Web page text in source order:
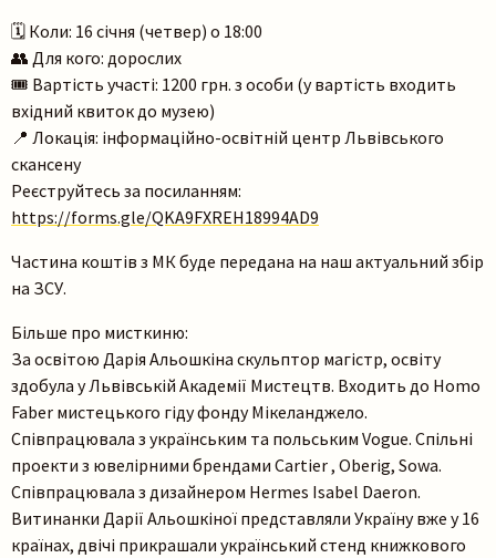
🗓 Коли: 16 січня (четвер) о 18:00
👥 Для кого: дорослих
🎟 Вартість участі: 1200 грн. з особи (у вартість входить
вхідний квиток до музею)
📍 Локація: інформаційно-освітній центр Львівського
скансену
Реєструйтесь за посиланням:
https://forms.gle/QKA9FXREH18994AD9
Частина коштів з МК буде передана на наш актуальний збір
на ЗСУ.
Більше про мисткиню:
За освітою Дарія Альошкіна скульптор магістр, освіту
здобула у Львівській Академії Мистецтв. Входить до Homo
Faber мистецького гіду фонду Мікеланджело.
Співпрацювала з українським та польським Vogue. Спільні
проекти з ювелірними брендами Cartier , Oberig, Sowa.
Співпрацювала з дизайнером Hermes Isabel Daeron.
Витинанки Дарії Альошкіної представляли Україну вже у 16
країнах, двічі прикрашали український стенд книжкового